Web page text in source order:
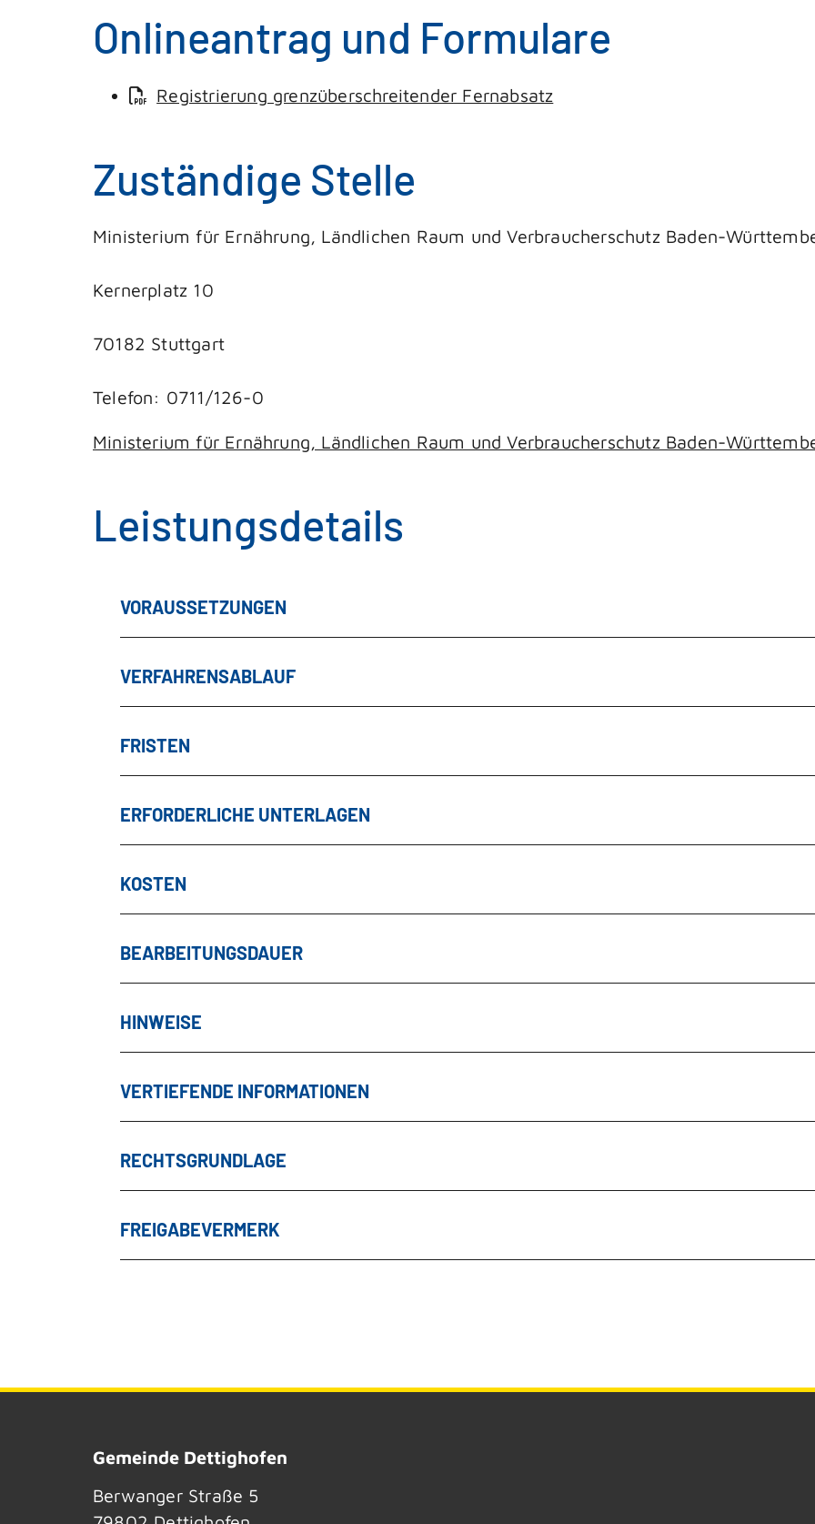
Onlineantrag und Formulare
Registrierung grenzüberschreitender Fernabsatz
Zuständige Stelle
Ministerium für Ernährung, Ländlichen Raum und Verbraucherschutz Baden-
Kernerplatz 10
70182 Stuttgart
Telefon: 0711/126-0
Ministerium für Ernährung, Ländlichen Raum und Verbraucherschutz Baden-
Leistungsdetails
VORAUSSETZUNGEN
VERFAHRENSABLAUF
FRISTEN
ERFORDERLICHE UNTERLAGEN
KOSTEN
BEARBEITUNGSDAUER
HINWEISE
VERTIEFENDE INFORMATIONEN
RECHTSGRUNDLAGE
FREIGABEVERMERK
Gemeinde Dettighofen
Berwanger Straße 5